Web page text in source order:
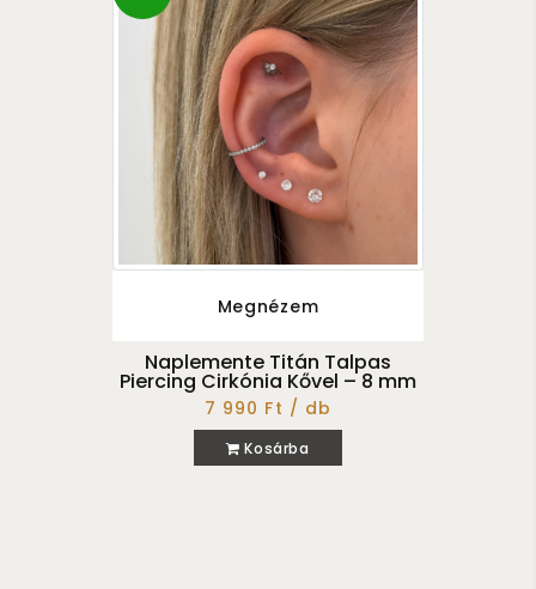
Megnézem
Naplemente Titán Talpas
Piercing Cirkónia Kővel – 8 mm
7 990 Ft / db
Kosárba